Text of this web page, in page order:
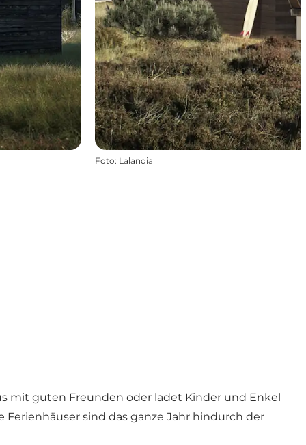
Foto: Lalandia
mit guten Freunden oder ladet Kinder und Enkel
sind das ganze Jahr hindurch der